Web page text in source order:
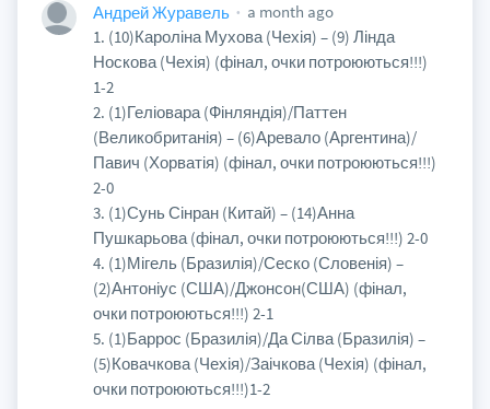
Андрей Журавель
a month ago
1. (10)Кароліна Мухова (Чехія) – (9) Лінда
Носкова (Чехія) (фінал, очки потроюються!!!)
1-2
2. (1)Геліовара (Фінляндія)/Паттен
(Великобританія) – (6)Аревало (Аргентина)/
Павич (Хорватія) (фінал, очки потроюються!!!)
2-0
3. (1)Сунь Сінран (Китай) – (14)Анна
Пушкарьова (фінал, очки потроюються!!!) 2-0
4. (1)Мігель (Бразилія)/Сеско (Словенія) –
(2)Антоніус (США)/Джонсон(США) (фінал,
очки потроюються!!!) 2-1
5. (1)Баррос (Бразилія)/Да Сілва (Бразилія) –
(5)Ковачкова (Чехія)/Заічкова (Чехія) (фінал,
очки потроюються!!!)1-2